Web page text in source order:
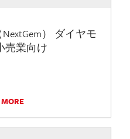
） ダイヤモ
売業向け